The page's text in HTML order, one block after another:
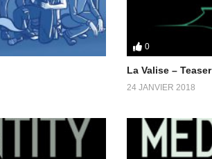
0
La Valise – Teaser
24 JANVIER 2018